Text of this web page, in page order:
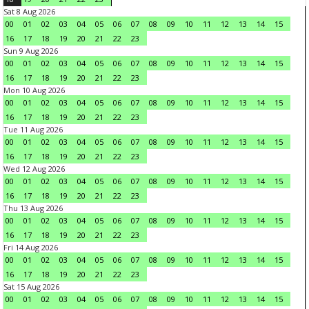
Sat 8 Aug 2026
00
01 02 03 04 05 06 07 08 09 10 11 12 13 14
15
16
17 18 19 20 21 22
23
Sun 9 Aug 2026
00
01 02 03 04 05 06 07 08 09 10 11 12 13 14
15
16
17 18 19 20 21 22
23
Mon 10 Aug 2026
00
01 02 03 04 05 06 07 08 09 10 11 12 13 14
15
16
17 18 19 20 21 22
23
Tue 11 Aug 2026
00
01 02 03 04 05 06 07 08 09 10 11 12 13 14
15
16
17 18 19 20 21 22
23
Wed 12 Aug 2026
00
01 02 03 04 05 06 07 08 09 10 11 12 13 14
15
16
17 18 19 20 21 22
23
Thu 13 Aug 2026
00
01 02 03 04 05 06 07 08 09 10 11 12 13 14
15
16
17 18 19 20 21 22
23
Fri 14 Aug 2026
00
01 02 03 04 05 06 07 08 09 10 11 12 13 14
15
16
17 18 19 20 21 22
23
Sat 15 Aug 2026
00
01 02 03 04 05 06 07 08 09 10 11 12 13 14
15